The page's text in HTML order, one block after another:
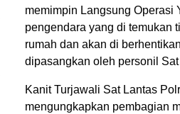
memimpin Langsung Operasi
pengendara yang di temukan
rumah dan akan di
dipasangkan oleh personil
Kanit Turjawali Sat Lantas
mengungkapkan pembagian